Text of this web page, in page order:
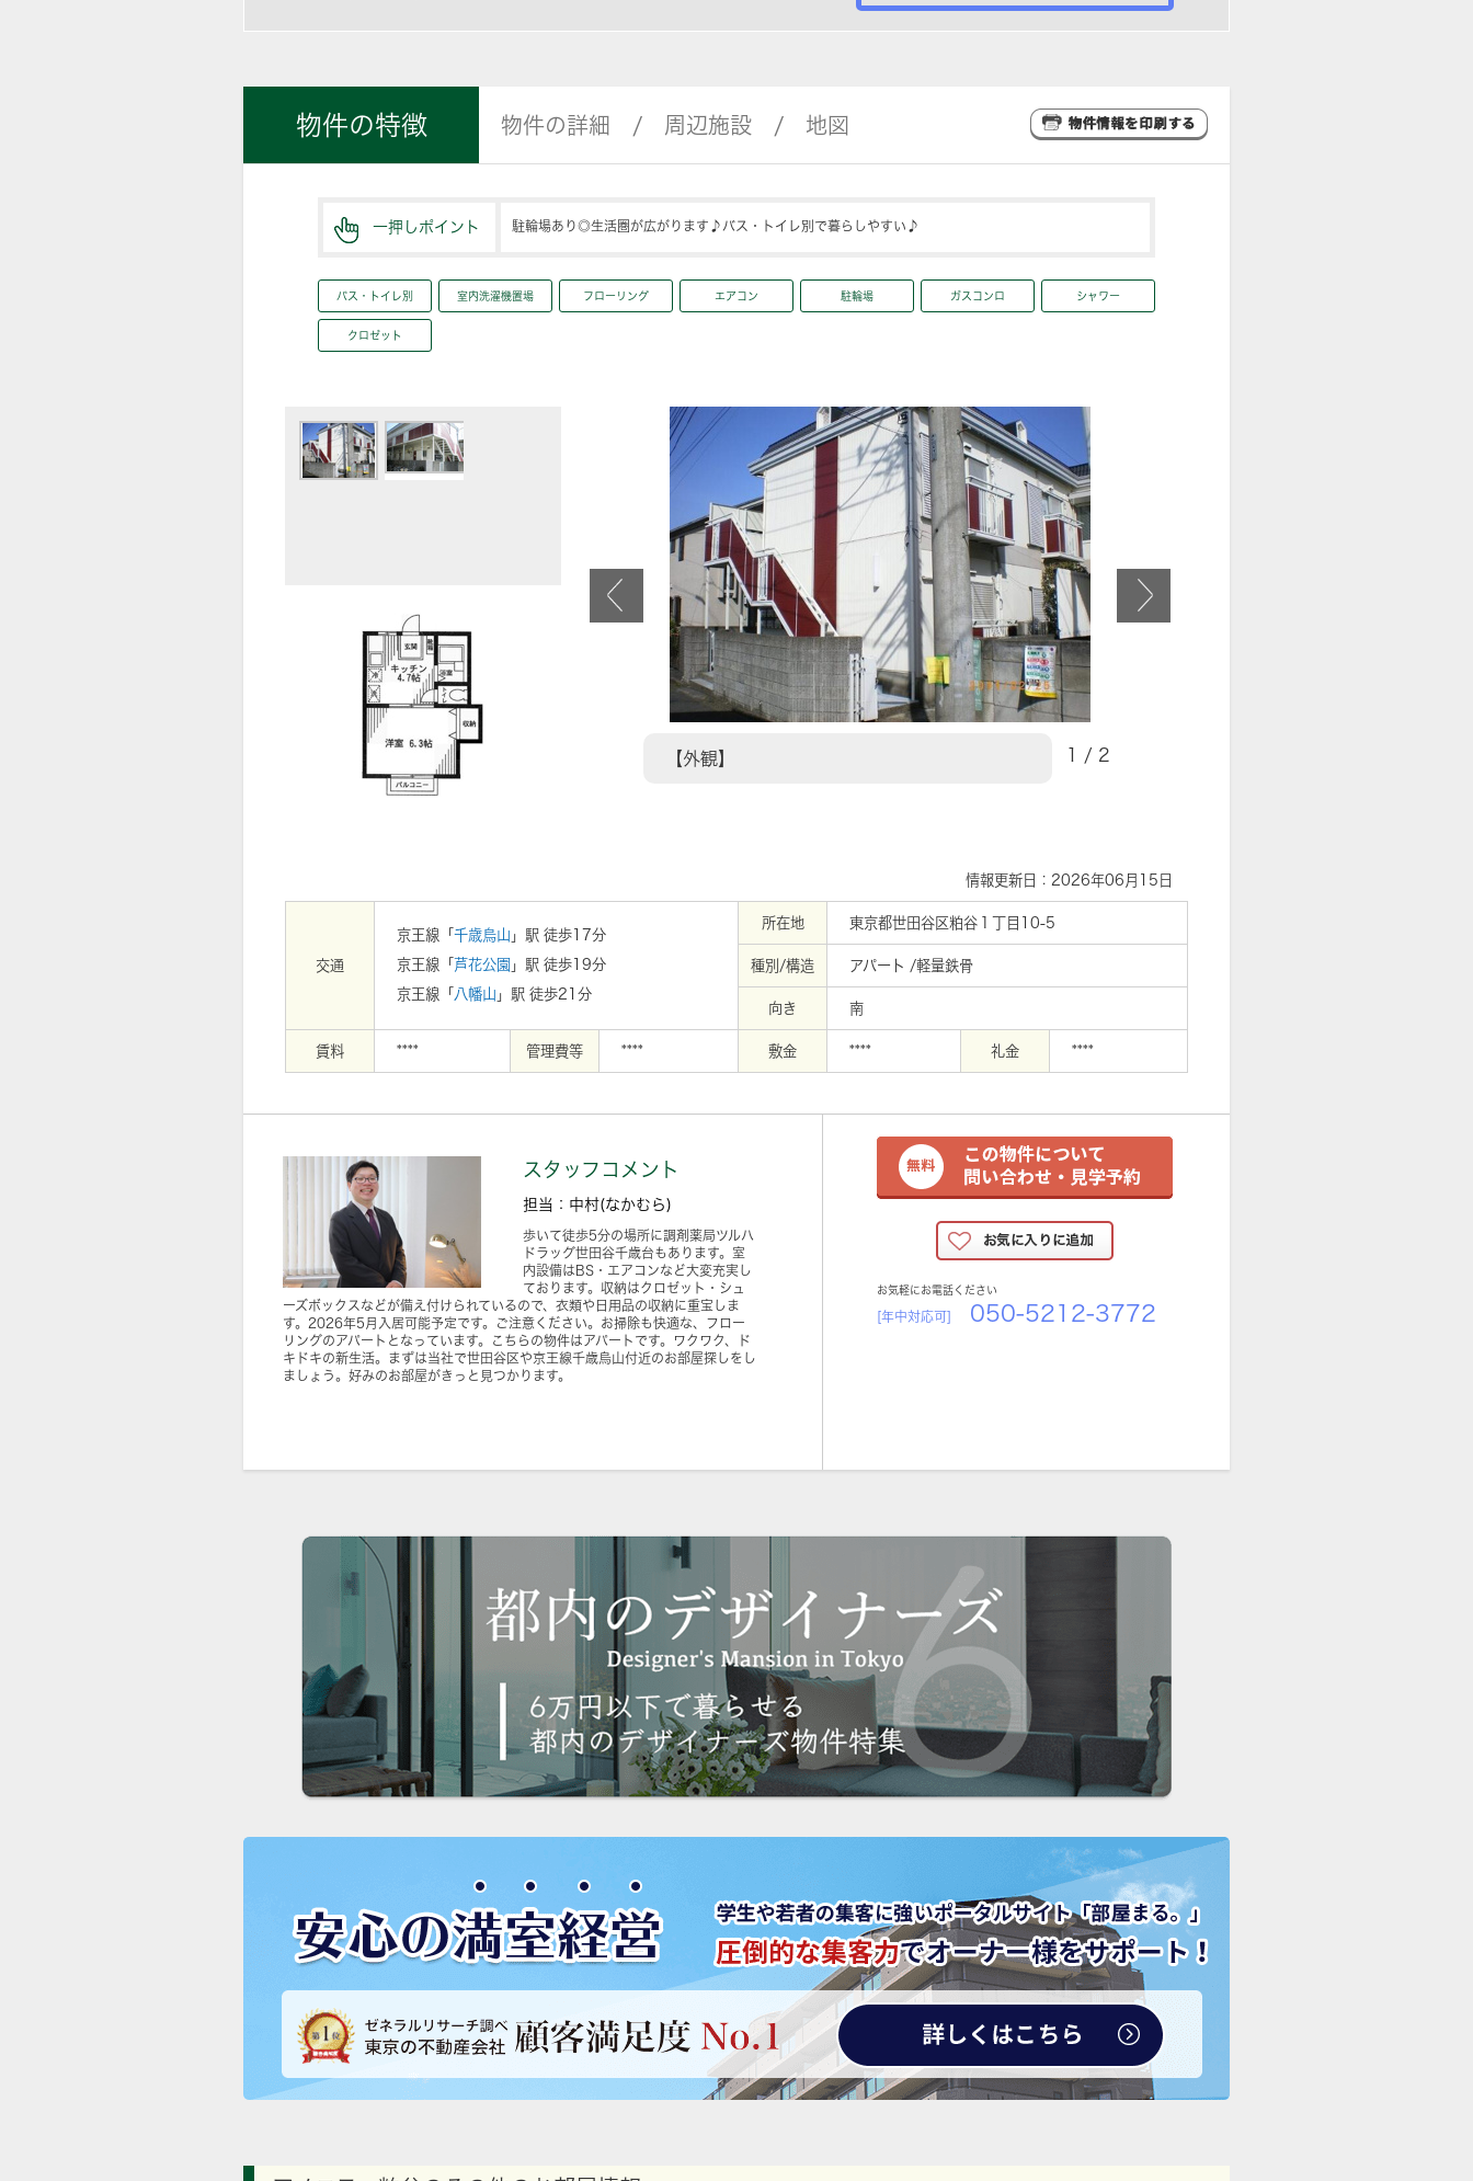
物件の特徴 物件の詳細 周辺施設 地図
一押しポイント 駐輪場あり◎生活圏が広がります♪バス・トイレ別で暮らしやすい♪
バス・トイレ別 室内洗濯機置場 フローリング エアコン 駐輪場 ガスコンロ シャワー
クロゼット
【外観】
1 / 2
情報更新日：2026年06月15日
交通
京王線「 千歳烏山 」駅 徒歩17分
京王線「 芦花公園 」駅 徒歩19分
京王線「 八幡山 」駅 徒歩21分
所在地 東京都世田谷区粕谷１丁目10-5
種別/構造 アパート /軽量鉄骨
向き 南
賃料 **** 管理費等 **** 敷金 **** 礼金 ****
スタッフコメント
担当：中村(なかむら)
歩いて徒歩5分の場所に調剤薬局ツルハ
ドラッグ世田谷千歳台もあります。室
内設備はBS・エアコンなど大変充実し
ております。収納はクロゼット・シュ
ーズボックスなどが備え付けられているので、衣類や日用品の収納に重宝しま
す。2026年5月入居可能予定です。ご注意ください。お掃除も快適な、フロー
リングのアパートとなっています。こちらの物件はアパートです。ワクワク、ド
キドキの新生活。まずは当社で世田谷区や京王線千歳烏山付近のお部屋探しをし
ましょう。好みのお部屋がきっと見つかります。
お気軽にお電話ください
[年中対応可] 050-5212-3772